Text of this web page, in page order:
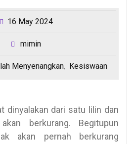
16 May 2024
mimin
Menyenangkan, Kesiswaan
dinyalakan dari satu lilin dan
berkurang. Begitupun
akan pernah berkurang